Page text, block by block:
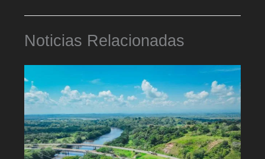
Noticias Relacionadas